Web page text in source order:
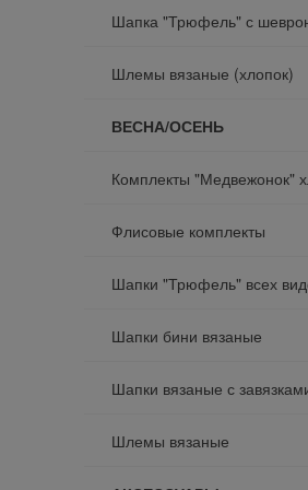
Шапка "Трюфель" с
Шлемы вязаные (хлопок)
ВЕСНА/ОСЕНЬ
Комплекты "Медвежонок"
Флисовые комплекты
Шапки "Трюфель" всех
Шапки бини вязаные
Шапки вязаные с
Шлемы вязаные